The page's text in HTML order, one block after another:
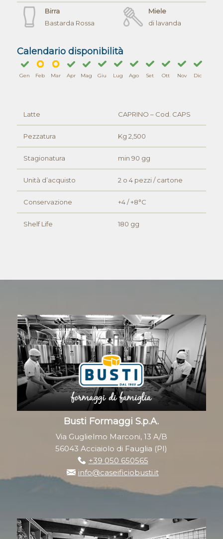
Birra
Bastarda Rossa
Miele
di lavanda
Calendario disponibilità
Gen Feb Mar Apr Mag Giu Lug Ago Set Ott Nov Dic
Latte CAPRINO – Cod. CAPS
Pezzatura Kg 2,500
Stagionatura min 90 gg
Unità d’acquisto 2 o 4 pezzi / cartone
Conservazione +4 / +8°C
Shelf Life 180 gg
Busti Formaggi S.p.A.
Via Guglielmo Marconi, 13 A/B
56043 Acciaiolo di Fauglia (PI)
+39 050 650565
info@caseificiobusti.it